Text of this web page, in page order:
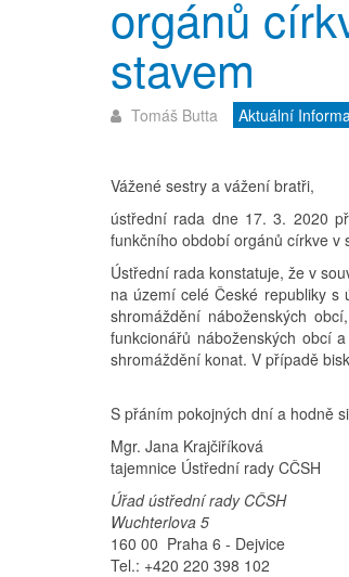
orgánů
stavem
Tomáš Butta Aktuální
Vážené sestry a vážení bratři,
ústřední rada dne 17. 3. 2020
funkčního období orgánů církve v
Ústřední rada konstatuje, že v
na území celé České republiky
shromáždění náboženských
funkcionářů náboženských obcí
shromáždění konat. V případě
S přáním pokojných dní a hodně
Mgr. Jana Krajčiříková
tajemnice Ústřední rady CČSH
Úřad ústřední rady CČSH
Wuchterlova 5
160 00 Praha 6 - Dejvice
Tel.: +420 220 398 102